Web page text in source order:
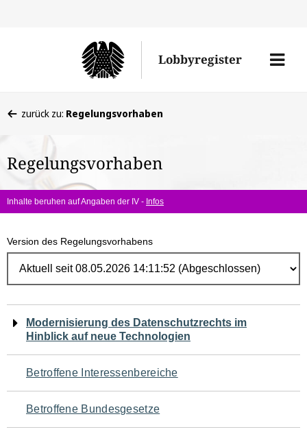
Lobbyregister
Menü
befinden
hier:
zurück zu: Regelungsvorhaben
Regelungsvorhaben
Inhalte beruhen auf Angaben der IV - Infos
Version des Regelungsvorhabens
Navigation
für
den
Seiteninhalt
Modernisierung des Datenschutzrechts im
Hinblick auf neue Technologien
Betroffene Interessenbereiche
Betroffene Bundesgesetze